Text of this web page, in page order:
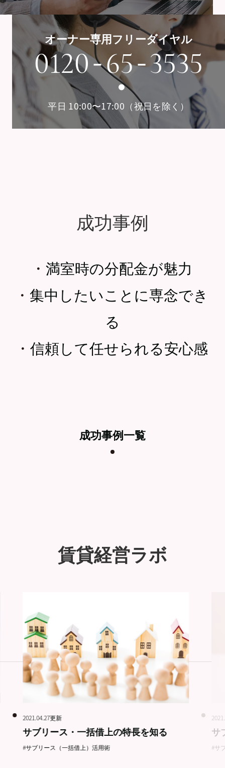
オーナー専用フリーダイヤル
0120-65-3535
平日 10:00〜17:00（祝日を除く）
成功事例
・ 満室時の分配金が魅力
・ 集中したいことに専念でき
る
・ 信頼して任せられる安心感
成功事例一覧
賃貸経営ラボ
2021.04.27更新
サブリース・一括借上の特長を知る
#サブリース（一括借上）活用術
サ
#サ